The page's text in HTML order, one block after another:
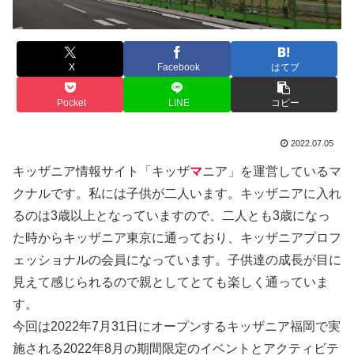
X Facebook はてブ
Pocket LINE コピー
2022.07.05
キッザニア情報サイト「キッザマニア」を運営しているマ
クナルです。私には子供が二人います。キッザニアに入れ
るのは3歳以上となっていますので、二人とも3歳になっ
た時からキッザニア東京に通っており、キッザニアプロフ
ェッショナルの会員になっています。子供達の成長が目に
見えて感じられるので親としてとても楽しく通っていま
す。
今回は2022年7月31日にオープンするキッザニア福岡で実
施される2022年8月の期間限定のイベントとアクティビテ